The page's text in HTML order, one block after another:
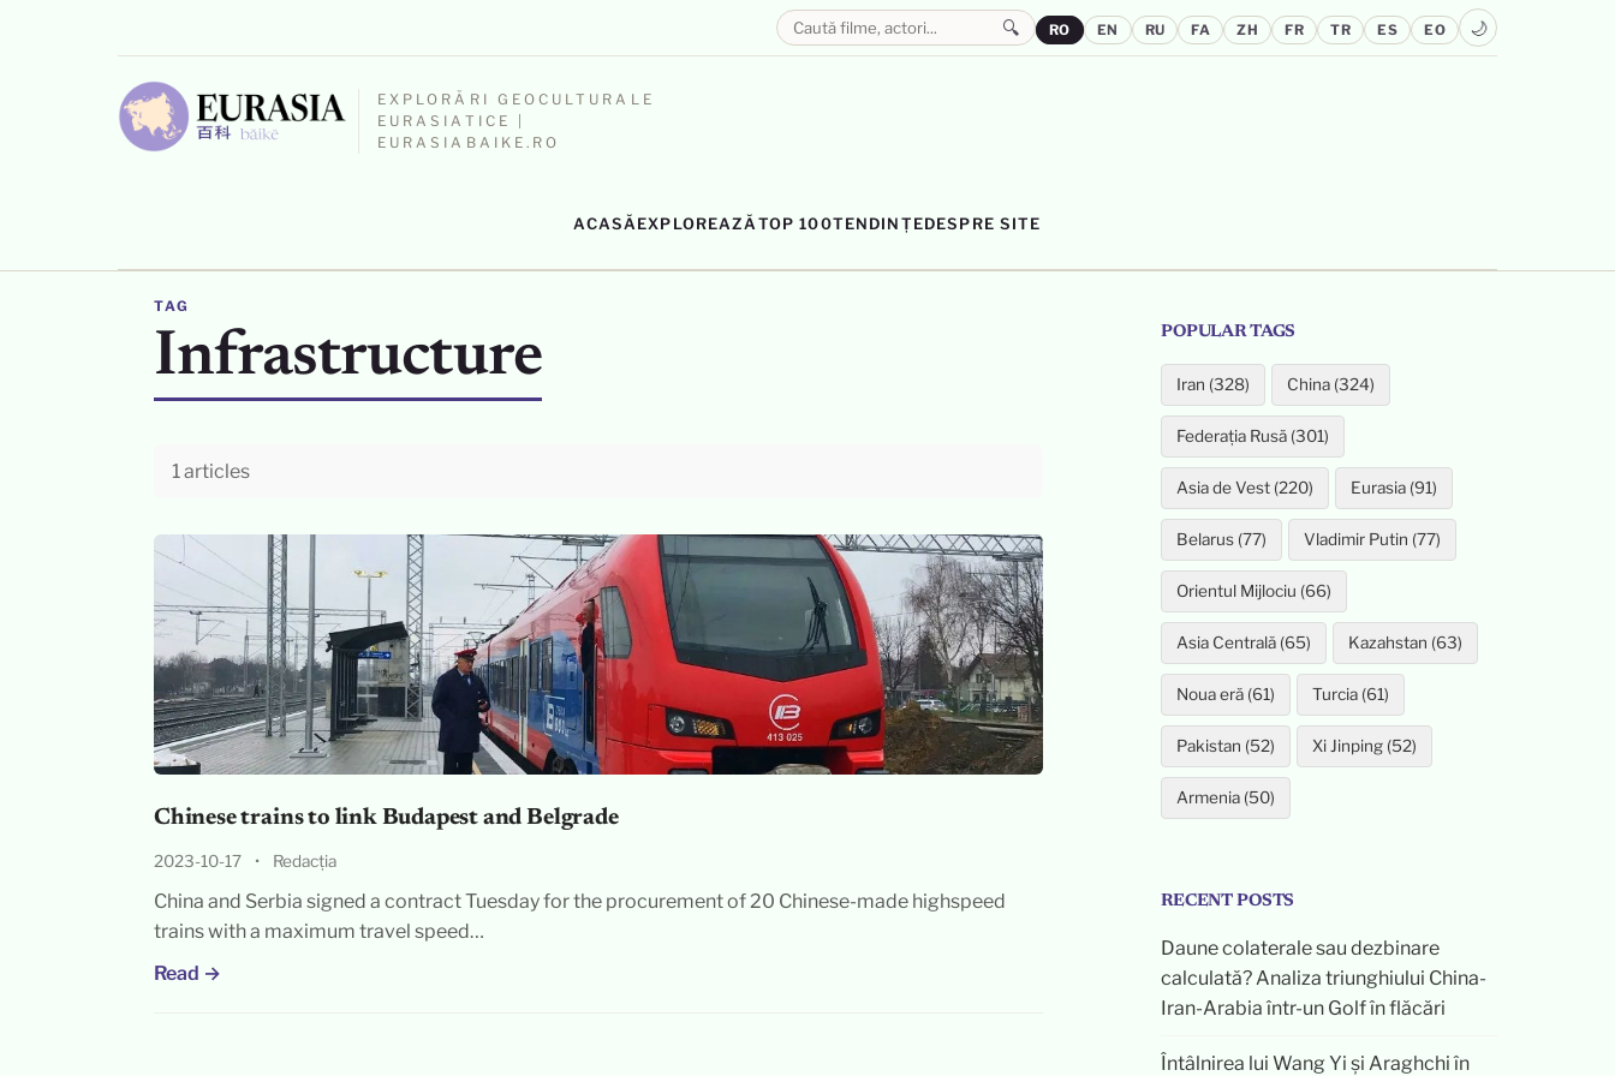
EXPLORĂRI GEOCULTURALE
EURASIATICE |
EURASIABAIKE.RO
ACASĂ EXPLOREAZĂ TOP 100TENDINȚEDESPRE SITE
🔍 RO EN RU FA ZH FR TR ES EO 🌙
TAG
Infrastructure
1 articles
Chinese trains to link Budapest and Belgrade
2023-10-17 • Redacția
China and Serbia signed a contract Tuesday for the procurement of 20 Chinese-made highspeed
trains with a maximum travel speed…
Read →
POPULAR TAGS
Iran (328) China (324)
Federația Rusă (301)
Asia de Vest (220) Eurasia (91)
Belarus (77) Vladimir Putin (77)
Orientul Mijlociu (66)
Asia Centrală (65) Kazahstan (63)
Noua eră (61) Turcia (61)
Pakistan (52) Xi Jinping (52)
Armenia (50)
RECENT POSTS
Daune colaterale sau dezbinare
calculată? Analiza triunghiului China-
Iran-Arabia într-un Golf în flăcări
Întâlnirea lui Wang Yi și Araghchi în